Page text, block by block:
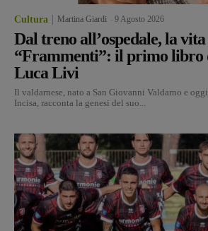
Cultura Martina Giardi 9 Agosto 2026
Dal treno all’ospedale, la
“Frammenti”: il primo libro
Luca Livi
Il valdarnese, nato a San Giovanni Valdarno e
Incisa, racconta la genesi del suo...